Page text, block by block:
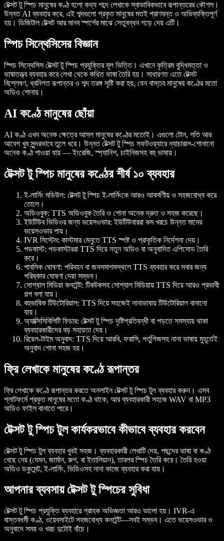
টেক্সট টু স্পিচ মানুষের কণ্ঠ হলো কথ্য শব্দে লেখাকে স্বাভাবিকভাবে রূপান্তরের কৌশল।
উন্নত AI ব্যবহার করে, এই শব্দগুলো প্রকৃত মানুষের মতই প্রাণবন্ত ও অভিব্যক্তিপূর্ণ
হয়। ডিজিটাল টেক্সট আর মানব স্পর্শের মাঝে সেতুবন্ধন গড়ে দেয় এটি।
স্পিচ সিন্থেসিসের বিজ্ঞান
স্পিচ সিন্থেসিস টেক্সট টু স্পিচ প্রযুক্তির মূল ভিত্তি। এখানে কৃত্রিম বুদ্ধিমত্তা ও
ভাষাতত্ত্ব ব্যবহার করে লেখা থেকে কথিত ভাষা তৈরি হয়। সাধারণত এতে টেক্সট
বিশ্লেষণ, ধ্বনিগত রূপান্তর ও শব্দ তরঙ্গ সৃষ্টি করা হয়, যেন বাস্তব মানুষের কণ্ঠের মতো
অডিও শোনায়।
AI কণ্ঠে মানুষের ছোঁয়া
AI কণ্ঠ এখন অনেক ক্ষেত্রে আসল মানুষের কণ্ঠের মতোই। এগুলো টোন, গতি আর
আবেগ খুব সুন্দরভাবে তুলে ধরে। উন্নত টেক্সট টু স্পিচ সফটওয়্যারে ন্যাচারাল-শোনানো
অনেক কণ্ঠ পাওয়া যায় — ইংরেজি, স্প্যানিশ, চাইনিজসহ বহু ভাষায়।
টেক্সট টু স্পিচ মানুষের কণ্ঠের শীর্ষ ১০ ব্যবহার
ই-লার্নিং মডিউল: টেক্সট টু স্পিচ ই-লার্নিংকে আরও আকর্ষণীয় ও সহজবোধ্য করে
তোলে।
অডিওবুক: TTS অডিওবুক তৈরি ও শোনা অনেক দ্রুত ও সহজ করেছে।
ইউটিউব ভিডিওর জন্য ভয়েসওভার: ইউটিউবাররা কম খরচে উন্নত মানের
ভয়েসওভার পায়।
IVR সিস্টেম: কাস্টমার মেনুতে TTS স্পষ্ট ও প্রাকৃতিক নির্দেশনা দেয়।
পডকাস্ট: পডকাস্টাররা TTS দিয়ে নতুন অডিও বা অনুবাদিত এপিসোড তৈরি
করে।
পাবলিক ঘোষণা: পরিবহন বা জনসমাগমস্থলে TTS ব্যবহার করে সবার জন্য
পরিষ্কার ঘোষণা দেয়া সম্ভব।
সোশ্যাল মিডিয়া কনটেন্ট: টিকটকসহ সোশ্যাল মিডিয়ায় TTS দিয়ে আরও প্রভাবী
গল্প বলা যায়।
বহুভাষিক টিউটোরিয়াল: TTS দিয়ে সহজেই নানাভাষায় টিউটোরিয়াল বানানো
যায়।
অ্যাক্সিসিবিলিটি ফিচার: টেক্সট টু স্পিচ দৃষ্টিপ্রতিবন্ধী বা পড়তে সমস্যায় থাকা
ব্যবহারকারীদের বড় সহায়তা দেয়।
রিয়েল-টাইম অনুবাদ: TTS দিয়ে আরবি, ফরাসি, পর্তুগিজসহ নানা ভাষায় মুহূর্তেই
অনুবাদ শোনা সহজ হয়।
ফ্রি লেখাকে মানুষের কণ্ঠে রূপান্তর
ফ্রি লেখাকে কণ্ঠে রূপান্তর করতে অনলাইন টেক্সট টু স্পিচ টুল ব্যবহার করুন। এসব
প্লাটফর্মে প্রকৃত মানুষের মতো কণ্ঠ থাকে, আর ব্যবহারকারী সহজে WAV বা MP3
অডিও ফাইল বানাতে পারে।
টেক্সট টু স্পিচ টুল কার্যকরভাবে কীভাবে ব্যবহার করবেন
টেক্সট টু স্পিচ টুল ব্যবহার খুবই সহজ। ব্যবহারকারী লেখাটি দেয়, পছন্দের ভাষা বা কণ্ঠ
বেছে নেয় (যেমন, জার্মান, রুশ, বা ইতালিয়ান), তারপর স্পিচ তৈরি করে। তৈরি হওয়া
অডিও ডকুমেন্ট, ই-লার্নিং, ভিডিওসহ নানা কাজে ব্যবহার করা যায়।
আপনার ব্যবসায় টেক্সট টু স্পিচের সুবিধা
টেক্সট টু স্পিচ প্রযুক্তি ব্যবহারে গ্রাহক অভিজ্ঞতা আরও ভালো হয়। IVR-এ
বাস্তবধর্মী কণ্ঠ, ওয়েবসাইটে সহজবোধ্য কনটেন্ট—সবই সম্ভব। এতে ভয়েসওভার ও
অনুবাদে সময় ও খরচ দুটোই বাঁচে।